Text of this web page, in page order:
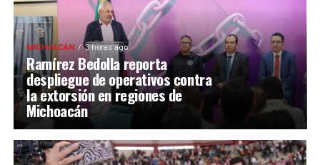
MICHOACÁN 3 horas ago
Ramírez Bedolla reporta
despliegue de operativos contra
la extorsión en regiones de
Michoacán